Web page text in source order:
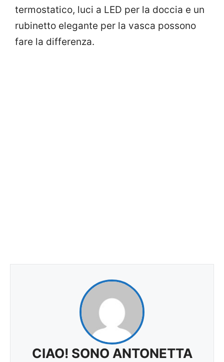
termostatico, luci a LED per la doccia e un
rubinetto elegante per la vasca possono
fare la differenza.
CIAO! SONO ANTONETTA